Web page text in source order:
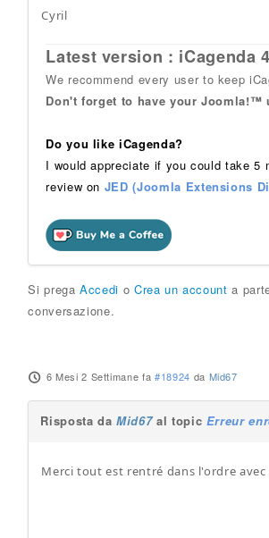
Cyril
Latest version : iCagenda
We recommend every user to keep
Don't forget to have your Joomla!™
Do you like iCagenda?
I would appreciate if you could take 5
review on JED (Joomla Extensions
Si pregaAccedi o Crea un account a
conversazione.
6 Mesi 2 Settimane fa #18924 da Mid67
Risposta daMid67al topic Erreur
Merci tout est rentré dans l'ordre avec